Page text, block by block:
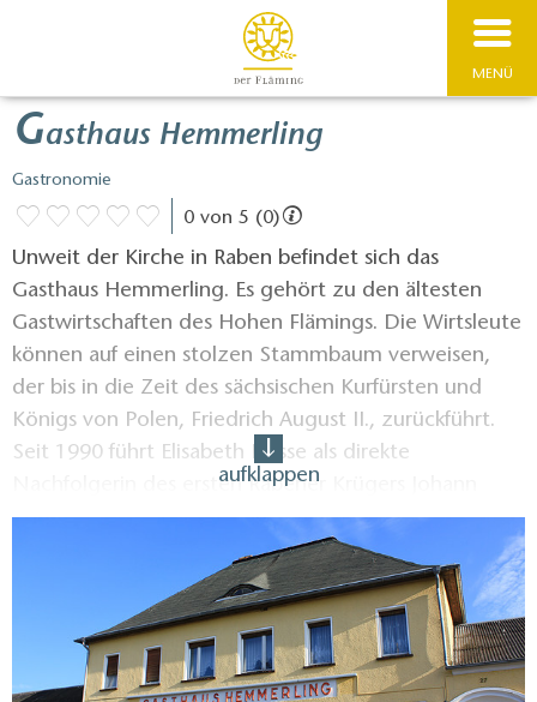
MENÜ
Gasthaus Hemmerling
Gastronomie
0 von 5 (0)
Unweit der Kirche in Raben befindet sich das
Gasthaus Hemmerling. Es gehört zu den ältesten
Gastwirtschaften des Hohen Flämings. Die Wirtsleute
können auf einen stolzen Stammbaum verweisen,
der bis in die Zeit des sächsischen Kurfürsten und
Königs von Polen, Friedrich August II., zurückführt.
Seit 1990 führt Elisabeth Hesse als direkte
Nachfolgerin des ersten Rabener Krügers Johann
Christian Hemmerling das nunmehr über 270 Jahre
alte Gasthaus in ununterbrochener Generationsfolge.
Das Gasthaus ist für seine gutbürgerliche und
regionale Küche mit Wild, Forellen und Kartoffeln aus
der Region bekannt.
aufklappen